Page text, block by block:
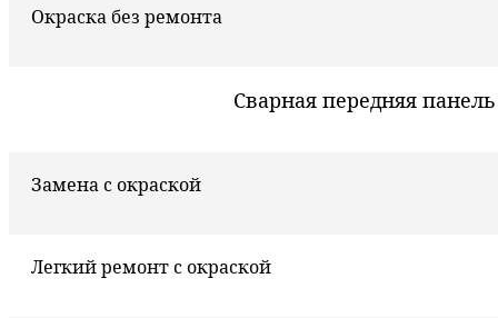
Окраска без ремонта
Сварная передняя панель
Замена с окраской
Легкий ремонт с окраской